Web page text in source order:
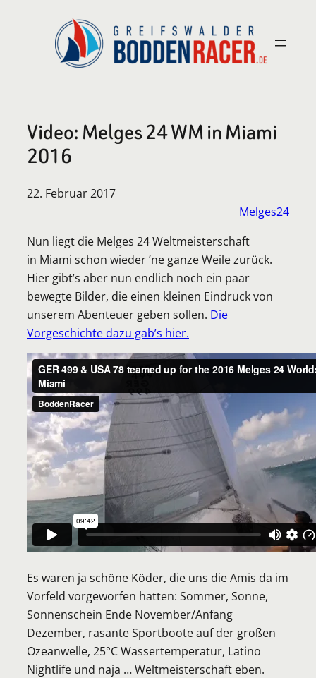
Video: Melges 24 WM in Miami
2016
22. Februar 2017
Melges24
Nun liegt die Melges 24 Weltmeisterschaft
in Miami schon wieder ’ne ganze Weile zurück.
Hier gibt’s aber nun endlich noch ein paar
bewegte Bilder, die einen kleinen Eindruck von
unserem Abenteuer geben sollen. Die
Vorgeschichte dazu gab’s hier.
Es waren ja schöne Köder, die uns die Amis da im
Vorfeld vorgeworfen hatten: Sommer, Sonne,
Sonnenschein Ende November/Anfang
Dezember, rasante Sportboote auf der großen
Ozeanwelle, 25°C Wassertemperatur, Latino
Nightlife und naja … Weltmeisterschaft eben.